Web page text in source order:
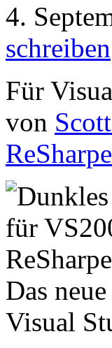
4.
schreiben
Für
von
Das
Visual